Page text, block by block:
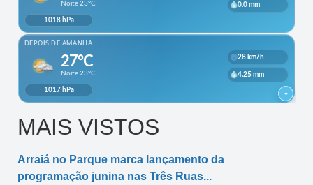
MAIS VISTOS
Arraiá no Parque marca lançamento da
programação junina nas Três Ruas...